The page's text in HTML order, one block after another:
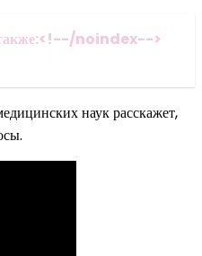
noindex-->
наук расскажет,